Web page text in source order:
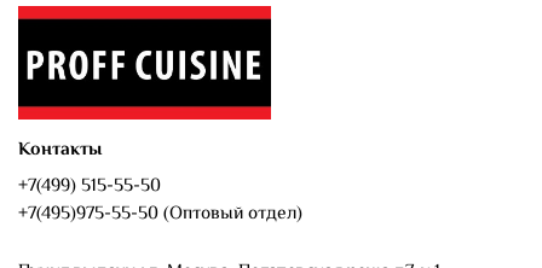
Контакты
+7(499) 515-55-50
+7(495)975-55-50 (Оптовый отдел)